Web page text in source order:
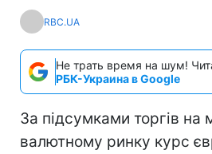
RBC.UA
Не трать время на шум!
РБК-Украина в Google
За підсумками торгів на
валютному ринку курс